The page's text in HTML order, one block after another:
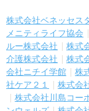
株式会社ベネッセス
メニティライフ協会
ルー株式会社
株式
介護株式会社
株式
会社ニチイ学館
株
社ケア２１
株式会
株式会社川島コー